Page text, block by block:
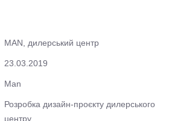
MAN, дилерський центр
Опубліковано
23.03.2019
Man
Розробка дизайн-проєкту дилерського
центру